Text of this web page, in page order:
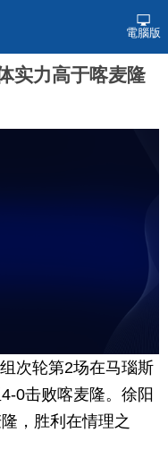
電腦版
实力高于喀麦隆
次轮第2场在马瑙斯
0击败喀麦隆。徐阳
，胜利在情理之